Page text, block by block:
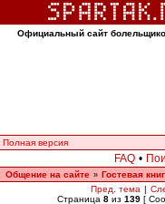
Официальный сайт
Полная версия
FAQ •
Общение на сайте » Гостевая
Пред. тема |
Страница 8 из 139 [